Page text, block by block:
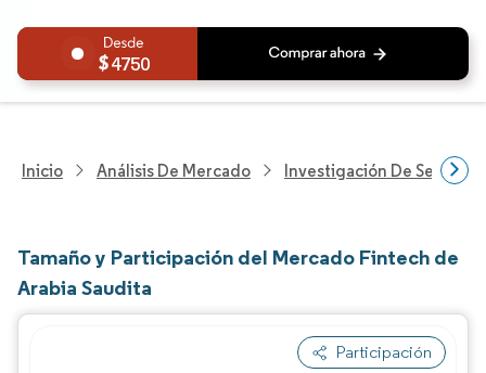
4750
Inicio Análisis De Mercado Investigación De
Tamaño y Participación del Mercado Fintech de
Arabia Saudita
Participación